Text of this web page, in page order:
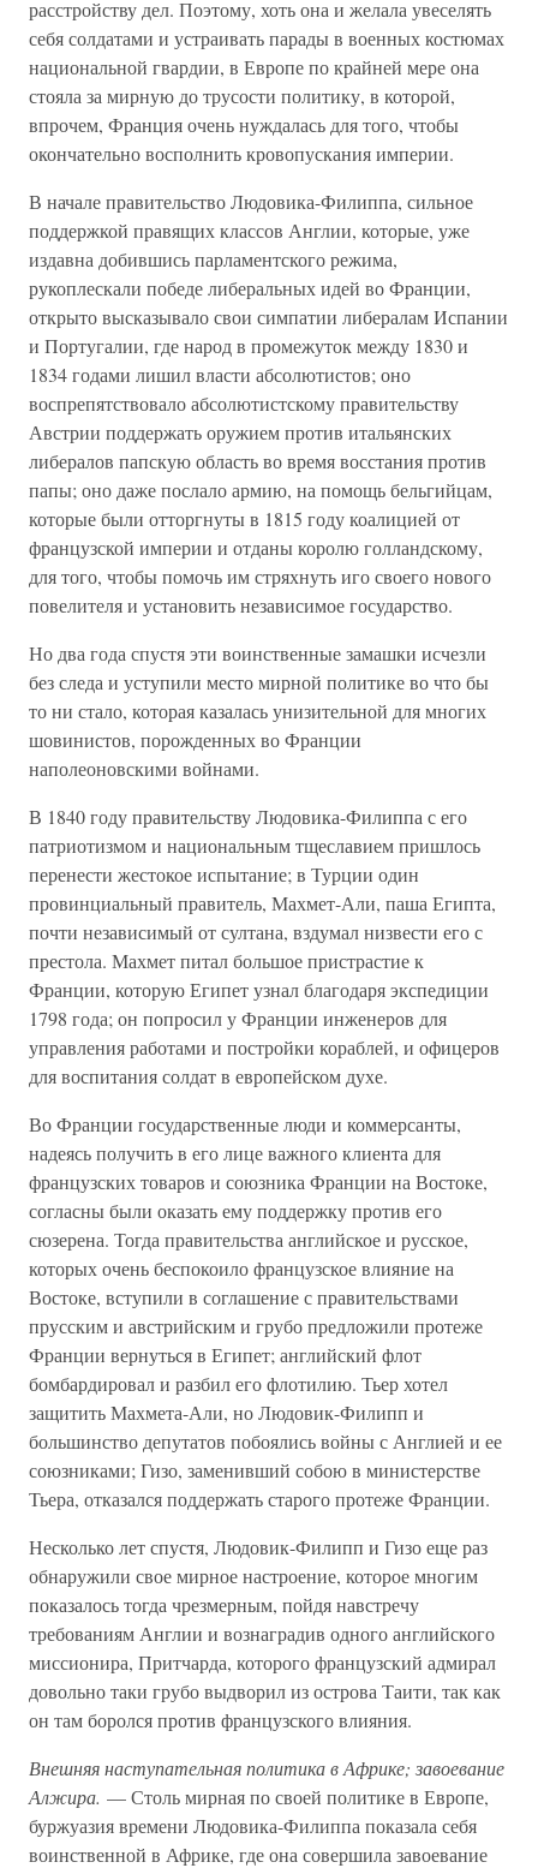
расстройству дел. Поэтому, хоть она и желала увеселять
себя солдатами и устраивать парады в военных костюмах
национальной гвардии, в Европе по крайней мере она
стояла за мирную до трусости политику, в которой,
впрочем, Франция очень нуждалась для того, чтобы
окончательно восполнить кровопускания империи.
В начале правительство Людовика-Филиппа, сильное
поддержкой правящих классов Англии, которые, уже
издавна добившись парламентского режима,
рукоплескали победе либеральных идей во Франции,
открыто высказывало свои симпатии либералам Испании
и Португалии, где народ в промежуток между 1830 и
1834 годами лишил власти абсолютистов; оно
воспрепятствовало абсолютистскому правительству
Австрии поддержать оружием против итальянских
либералов папскую область во время восстания против
папы; оно даже послало армию, на помощь бельгийцам,
которые были отторгнуты в 1815 году коалицией от
французской империи и отданы королю голландскому,
для того, чтобы помочь им стряхнуть иго своего нового
повелителя и установить независимое государство.
Но два года спустя эти воинственные замашки исчезли
без следа и уступили место мирной политике во что бы
то ни стало, которая казалась унизительной для многих
шовинистов, порожденных во Франции
наполеоновскими войнами.
В 1840 году правительству Людовика-Филиппа с его
патриотизмом и национальным тщеславием пришлось
перенести жестокое испытание; в Турции один
провинциальный правитель, Махмет-Али, паша Египта,
почти независимый от султана, вздумал низвести его с
престола. Махмет питал большое пристрастие к
Франции, которую Египет узнал благодаря экспедиции
1798 года; он попросил у Франции инженеров для
управления работами и постройки кораблей, и офицеров
для воспитания солдат в европейском духе.
Во Франции государственные люди и коммерсанты,
надеясь получить в его лице важного клиента для
французских товаров и союзника Франции на Востоке,
согласны были оказать ему поддержку против его
сюзерена. Тогда правительства английское и русское,
которых очень беспокоило французское влияние на
Востоке, вступили в соглашение с правительствами
прусским и австрийским и грубо предложили протеже
Франции вернуться в Египет; английский флот
бомбардировал и разбил его флотилию. Тьер хотел
защитить Махмета-Али, но Людовик-Филипп и
большинство депутатов побоялись войны с Англией и ее
союзниками; Гизо, заменивший собою в министерстве
Тьера, отказался поддержать старого протеже Франции.
Несколько лет спустя, Людовик-Филипп и Гизо еще раз
обнаружили свое мирное настроение, которое многим
показалось тогда чрезмерным, пойдя навстречу
требованиям Англии и вознаградив одного английского
миссионира, Притчарда, которого французский адмирал
довольно таки грубо выдворил из острова Таити, так как
он там боролся против французского влияния.
Внешняя наступательная политика в Африке; завоевание
Алжира. — Столь мирная по своей политике в Европе,
буржуазия времени Людовика-Филиппа показала себя
воинственной в Африке, где она совершила завоевание